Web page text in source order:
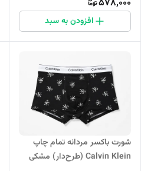
578,000
افزودن به سبد
شورت باکسر مردانه تمام چاپ
Calvin Klein (طرح‌دار) مشکی